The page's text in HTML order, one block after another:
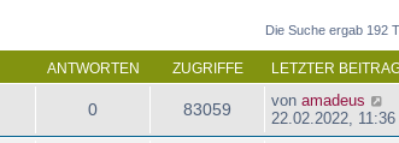
Die Suche ergab 192
ANTWORTEN ZUGRIFFE LETZTER
0 83059 von amadeus
22.02.2022, 11:36